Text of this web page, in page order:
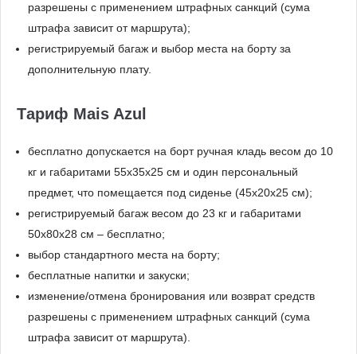
разрешены с применением штрафных санкций (сума
штрафа зависит от маршрута);
регистрируемый багаж и выбор места на борту за
дополнительную плату.
Тариф Mais Azul
бесплатно допускается на борт ручная кладь весом до 10
кг и габаритами 55x35x25 см и один персональный
предмет, что помещается под сиденье (45x20x25 см);
регистрируемый багаж весом до 23 кг и габаритами
50x80x28 см – бесплатно;
выбор стандартного места на борту;
бесплатные напитки и закуски;
изменение/отмена бронирования или возврат средств
разрешены с применением штрафных санкций (сума
штрафа зависит от маршрута).